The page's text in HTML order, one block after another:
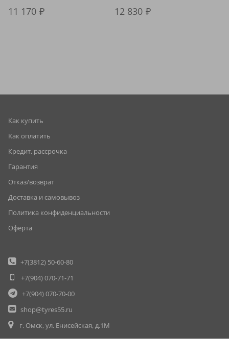
11 170 12 830
Как купить
Как оплатить
Кредит, рассрочка
Гарантия
Отказ/возврат
Доставка и самовывоз
Политика конфиденциальности
Оферта
+7(3812) 50-60-80
+7(904)070-71-71
+7(904)070-70-00
shop@tyres55.ru
г. Омск, ул. Енисейская, д.1М